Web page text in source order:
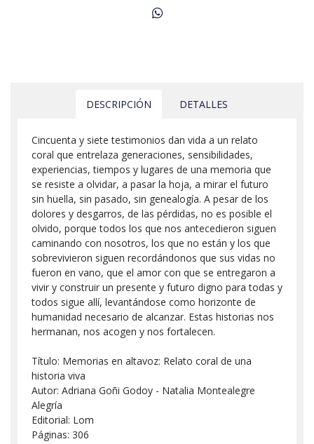
DESCRIPCIÓN DETALLES
Cincuenta y siete testimonios dan vida a un relato
coral que entrelaza generaciones, sensibilidades,
experiencias, tiempos y lugares de una memoria que
se resiste a olvidar, a pasar la hoja, a mirar el futuro
sin huella, sin pasado, sin genealogía. A pesar de los
dolores y desgarros, de las pérdidas, no es posible el
olvido, porque todos los que nos antecedieron siguen
caminando con nosotros, los que no están y los que
sobrevivieron siguen recordándonos que sus vidas no
fueron en vano, que el amor con que se entregaron a
vivir y construir un presente y futuro digno para todas y
todos sigue allí, levantándose como horizonte de
humanidad necesario de alcanzar. Estas historias nos
hermanan, nos acogen y nos fortalecen.
Título: Memorias en altavoz: Relato coral de una
historia viva
Autor: Adriana Goñi Godoy - Natalia Montealegre
Alegría
Editorial: Lom
Páginas: 306